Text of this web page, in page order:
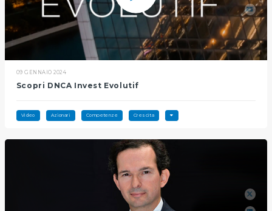
09 GENNAIO 2024
Scopri DNCA Invest Evolutif
Video Azionari Competenze Crescita